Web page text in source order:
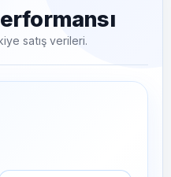
satış verileri.